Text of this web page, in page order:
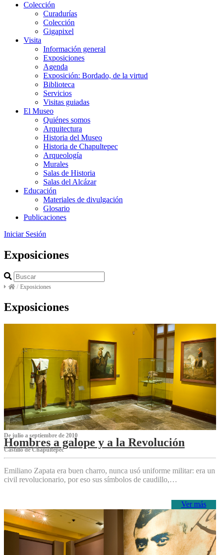
Colección
Curadurías
Colección
Gigapixel
Visita
Información general
Exposiciones
Agenda
Exposición: Bordado, de la virtud
Biblioteca
Servicios
Visitas guiadas
El Museo
Quiénes somos
Arquitectura
Historia del Museo
Historia de Chapultepec
Arqueología
Murales
Salas de Historia
Salas del Alcázar
Educación
Materiales de divulgación
Glosario
Publicaciones
Iniciar Sesión
Exposiciones
/ Exposiciones
Exposiciones
De julio a septiembre de 2010
Hombres a galope y a la Revolución
Castillo de Chapultepec
Emiliano Zapata era buen charro, nunca usó uniforme militar: era un
civil revolucionario, por eso sus símbolos de caudillo,…
Ver más